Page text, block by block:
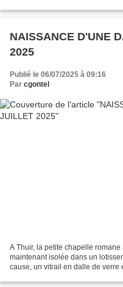
NAISSANCE D'UNE
2025
Publié le 06/07/2025 à 09:16
Par cgontel
A Thuir, la petite chapelle
maintenant isolée dans un
cause, un vitrail en dalle de verre